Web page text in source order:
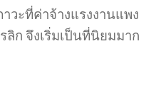
วะที่ค่าจ้างแรงงานแพง
ลิก จึงเริ่มเป็นที่นิยมมาก